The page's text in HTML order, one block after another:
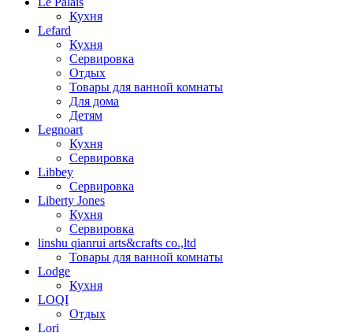
Кухня
Lefard
Кухня
Сервировка
Отдых
Товары для ванной комнаты
Для дома
Детям
Legnoart
Кухня
Сервировка
Libbey
Сервировка
Liberty Jones
Кухня
Сервировка
linshu qianrui arts&crafts co.,ltd
Товары для ванной комнаты
Lodge
Кухня
LOQI
Отдых
Lori